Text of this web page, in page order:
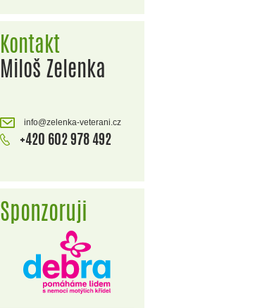
Kontakt
Miloš Zelenka
info@zelenka-veterani.cz
+420 602 978 492
Sponzoruji